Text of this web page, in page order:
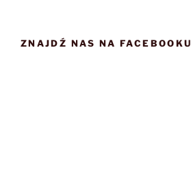
ZNAJDŹ NAS NA FACEBOOKU